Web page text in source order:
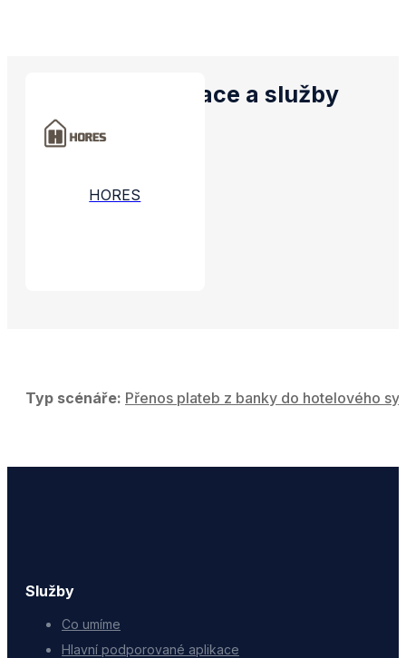
Propojené aplikace a služby
HORES
Typ scénáře: Přenos plateb z banky do hotelového
Služby
Co umíme
Hlavní podporované aplikace